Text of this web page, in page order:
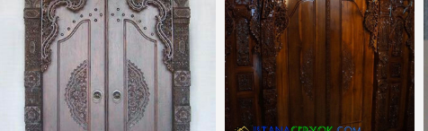
Kusen Pintu Gebyok Jawa
Rp 8.500.000 9.500.000
Gebyok Pintu Ramayana Asli Harga
Rp 10.500.000 13.500.000